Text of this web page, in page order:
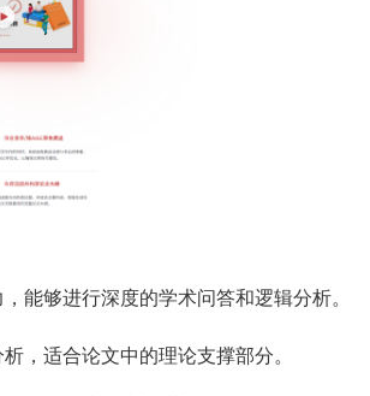
能够进行深度的学术问答和逻辑分析。
，适合论文中的理论支撑部分。